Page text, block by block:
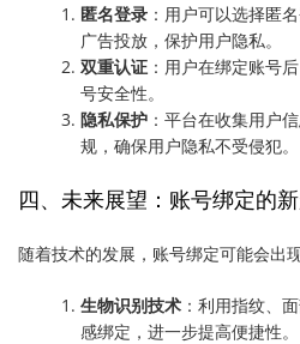
匿名登录 ：用户可以选择匿
广告投放，保护用户隐私。
双重认证 ：用户在绑定账号
号安全性。
隐私保护 ：平台在收集用户
规，确保用户隐私不受侵犯。
四、未来展望：账号绑定的
随着技术的发展，账号绑定可能会出
生物识别技术 ：利用指纹、
感绑定，进一步提高便捷性。